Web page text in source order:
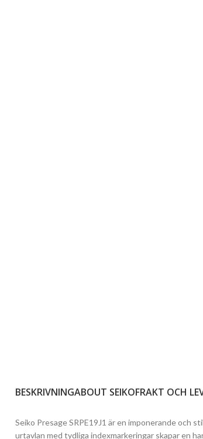
BESKRIVNINGABOUT SEIKOFRAKT OCH
Seiko Presage SRPE19J1 är en imponerande
urtavlan med tydliga indexmarkeringar skapar en